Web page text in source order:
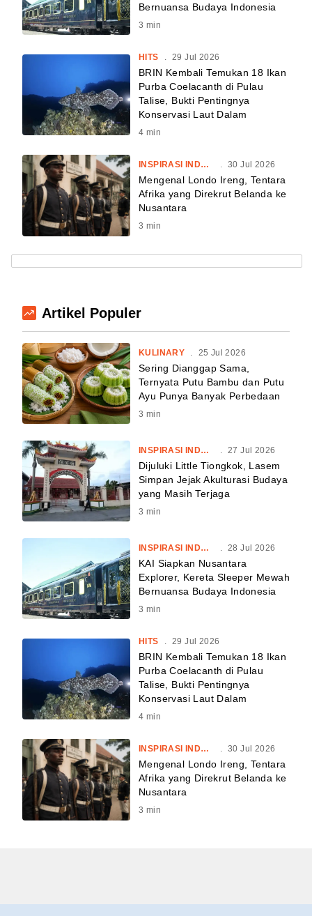
Bernuansa Budaya Indonesia
3 min
HITS . 29 Jul 2026
BRIN Kembali Temukan 18 Ikan
Purba Coelacanth di Pulau
Talise, Bukti Pentingnya
Konservasi Laut Dalam
4 min
INSPIRASI INDONESIA . 30 Jul 2026
Mengenal Londo Ireng, Tentara
Afrika yang Direkrut Belanda ke
Nusantara
3 min
Artikel Populer
KULINARY 25 Jul 2026
Sering Dianggap Sama,
Ternyata Putu Bambu dan Putu
Ayu Punya Banyak Perbedaan
3 min
INSPIRASI INDONESIA . 27 Jul 2026
Dijuluki Little Tiongkok, Lasem
Simpan Jejak Akulturasi Budaya
yang Masih Terjaga
3 min
INSPIRASI INDONESIA . 28 Jul 2026
KAI Siapkan Nusantara
Explorer, Kereta Sleeper Mewah
Bernuansa Budaya Indonesia
3 min
HITS . 29 Jul 2026
BRIN Kembali Temukan 18 Ikan
Purba Coelacanth di Pulau
Talise, Bukti Pentingnya
Konservasi Laut Dalam
4 min
INSPIRASI INDONESIA . 30 Jul 2026
Mengenal Londo Ireng, Tentara
Afrika yang Direkrut Belanda ke
Nusantara
3 min